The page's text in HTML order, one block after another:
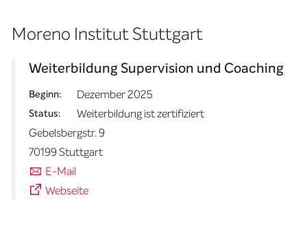
Moreno Institut Stuttgart
Weiterbildung Supervision und Coaching
Beginn: Dezember 2025
Status:
Weiterbildung ist zertifiziert
Gebelsbergstr. 9
70199 Stuttgart
E-Mail
Webseite